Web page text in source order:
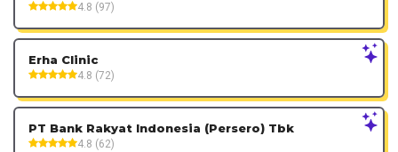
4.8 (97)
Erha Clinic
4.8 (72)
PT Bank Rakyat Indonesia (Persero) Tbk
4.8 (62)